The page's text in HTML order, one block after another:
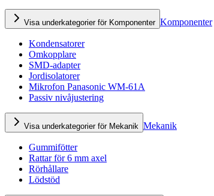
Visa underkategorier för Komponenter Komponenter
Kondensatorer
Omkopplare
SMD-adapter
Jordisolatorer
Mikrofon Panasonic WM-61A
Passiv nivåjustering
Visa underkategorier för Mekanik Mekanik
Gummifötter
Rattar för 6 mm axel
Rörhållare
Lödstöd